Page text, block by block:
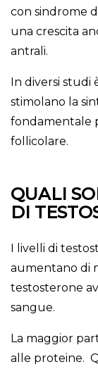
con sindrome
una crescita
antrali.
In diversi
stimolano la
fondamentale
follicolare.
QUALI
DI
I livelli di
aumentano di
testosterone
sangue.
La maggior
alle proteine.